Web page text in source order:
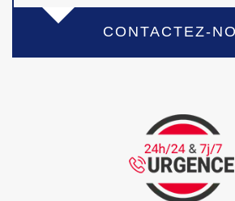
CONTACTEZ-